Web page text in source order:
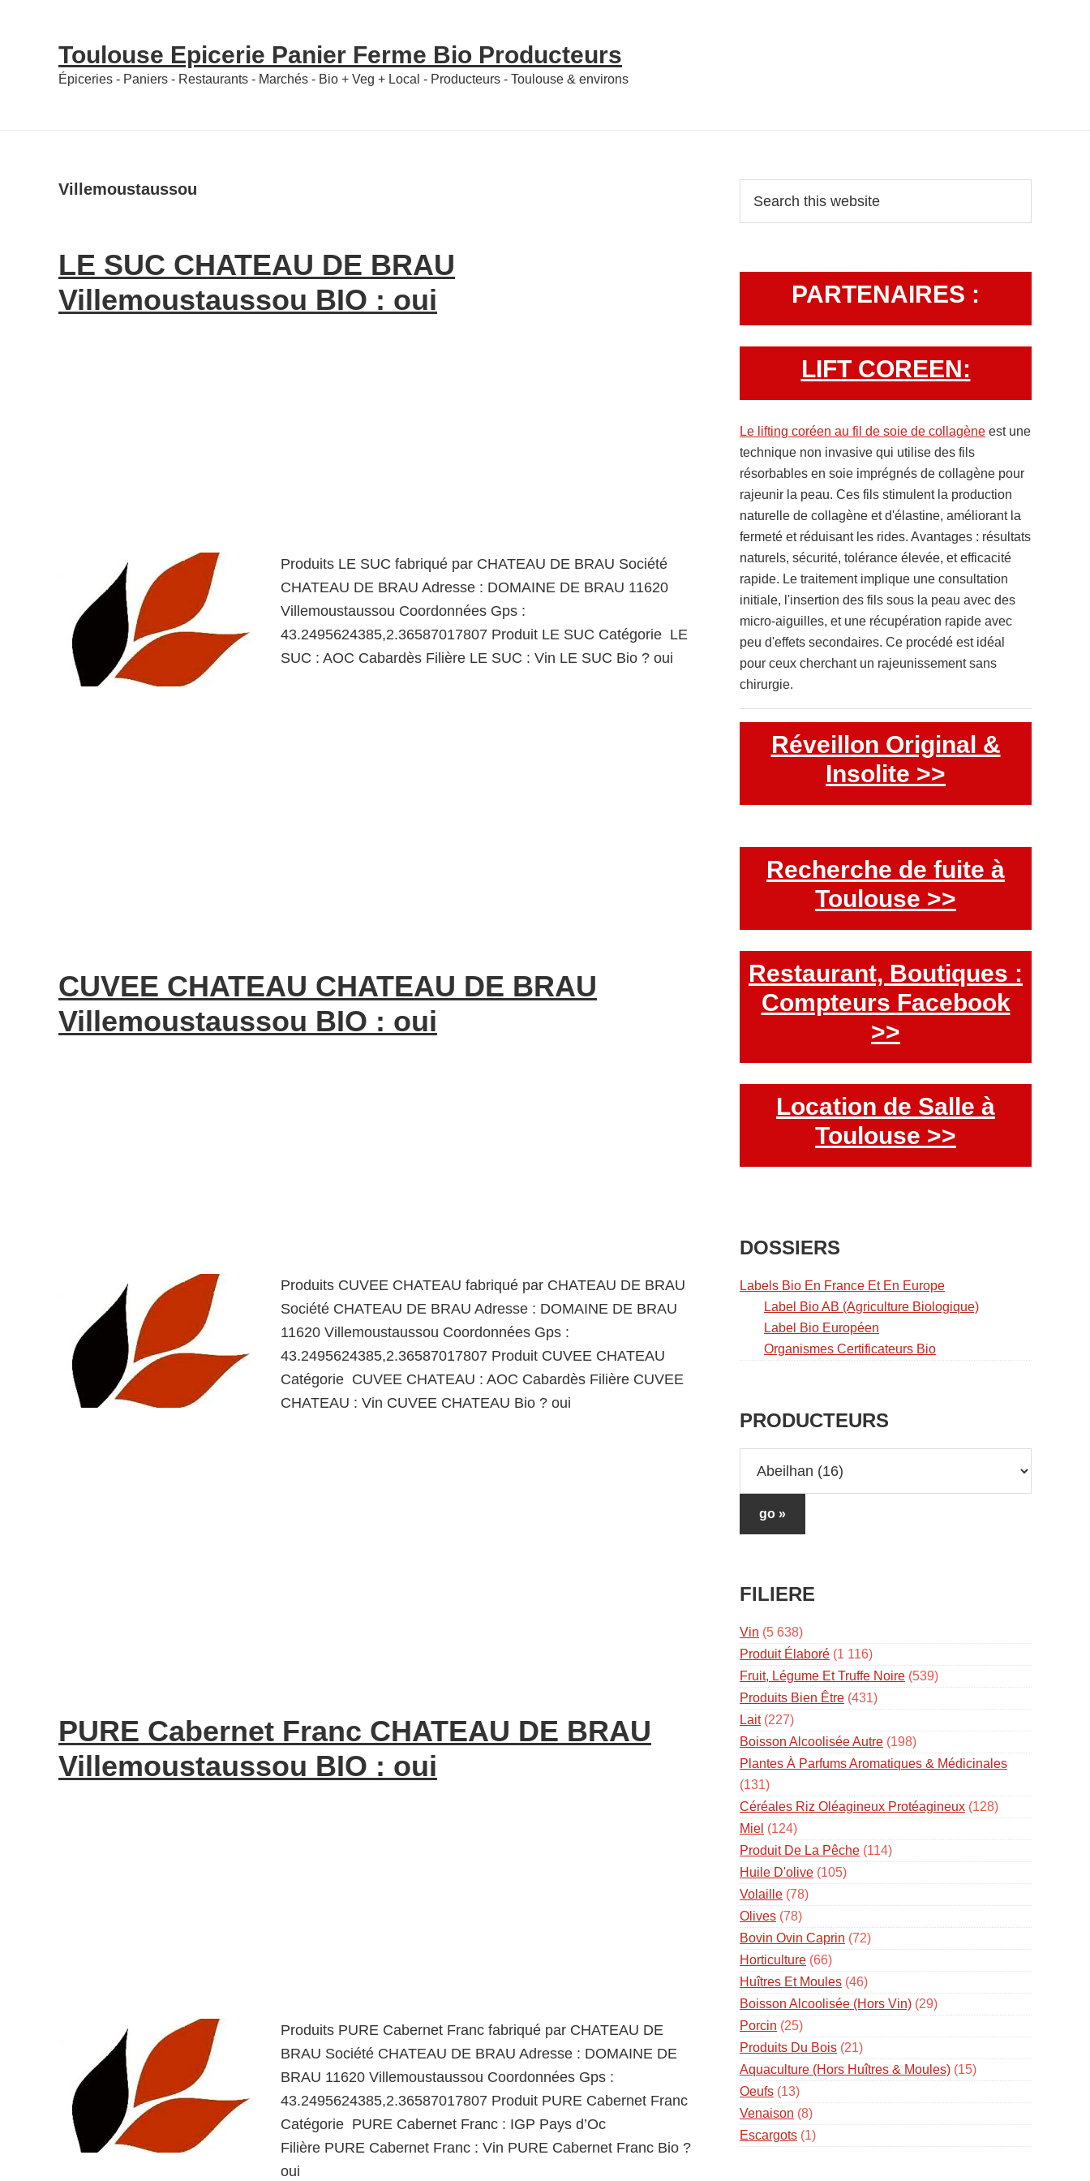
Toulouse Epicerie Panier Ferme Bio Producteurs
Épiceries - Paniers - Restaurants - Marchés - Bio + Veg + Local - Producteurs - Toulouse & environs
Villemoustaussou
LE SUC CHATEAU DE BRAU
Villemoustaussou BIO : oui
Produits LE SUC fabriqué par CHATEAU DE BRAU Société
CHATEAU DE BRAU Adresse : DOMAINE DE BRAU 11620
Villemoustaussou Coordonnées Gps :
43.2495624385,2.36587017807 Produit LE SUC Catégorie LE
SUC : AOC Cabardès Filière LE SUC : Vin LE SUC Bio ? oui
CUVEE CHATEAU CHATEAU DE BRAU
Villemoustaussou BIO : oui
Produits CUVEE CHATEAU fabriqué par CHATEAU DE BRAU
Société CHATEAU DE BRAU Adresse : DOMAINE DE BRAU
11620 Villemoustaussou Coordonnées Gps :
43.2495624385,2.36587017807 Produit CUVEE CHATEAU
Catégorie CUVEE CHATEAU : AOC Cabardès Filière CUVEE
CHATEAU : Vin CUVEE CHATEAU Bio ? oui
PURE Cabernet Franc CHATEAU DE BRAU
Villemoustaussou BIO : oui
Produits PURE Cabernet Franc fabriqué par CHATEAU DE
BRAU Société CHATEAU DE BRAU Adresse : DOMAINE DE
BRAU 11620 Villemoustaussou Coordonnées Gps :
43.2495624385,2.36587017807 Produit PURE Cabernet Franc
Catégorie PURE Cabernet Franc : IGP Pays d’Oc
Filière PURE Cabernet Franc : Vin PURE Cabernet Franc Bio ?
oui
Primary
Sidebar
this
PARTENAIRES :
LIFT COREEN:
Le lifting coréen au fil de soie de collagène est une
technique non invasive qui utilise des fils
résorbables en soie imprégnés de collagène pour
rajeunir la peau. Ces fils stimulent la production
naturelle de collagène et d'élastine, améliorant la
fermeté et réduisant les rides. Avantages : résultats
naturels, sécurité, tolérance élevée, et efficacité
rapide. Le traitement implique une consultation
initiale, l'insertion des fils sous la peau avec des
micro-aiguilles, et une récupération rapide avec
peu d'effets secondaires. Ce procédé est idéal
pour ceux cherchant un rajeunissement sans
chirurgie.
Réveillon Original &
Insolite >>
Recherche de fuite à
Toulouse >>
Restaurant, Boutiques :
Compteurs Facebook
>>
Location de Salle à
Toulouse >>
DOSSIERS
Labels Bio En France Et En Europe
Label Bio AB (Agriculture Biologique)
Label Bio Européen
Organismes Certificateurs Bio
PRODUCTEURS
FILIERE
Vin (5 638)
Produit Élaboré (1 116)
Fruit, Légume Et Truffe Noire (539)
Produits Bien Être (431)
Lait(227)
Boisson Alcoolisée Autre (198)
Plantes À Parfums Aromatiques & Médicinales
(131)
Céréales Riz Oléagineux Protéagineux (128)
Miel (124)
Produit De La Pêche (114)
Huile D'olive (105)
Volaille (78)
Olives (78)
Bovin Ovin Caprin (72)
Horticulture (66)
Huîtres Et Moules (46)
Boisson Alcoolisée (hors Vin) (29)
Porcin (25)
Produits Du Bois (21)
Aquaculture (hors Huîtres & Moules) (15)
Oeufs (13)
Venaison (8)
Escargots (1)